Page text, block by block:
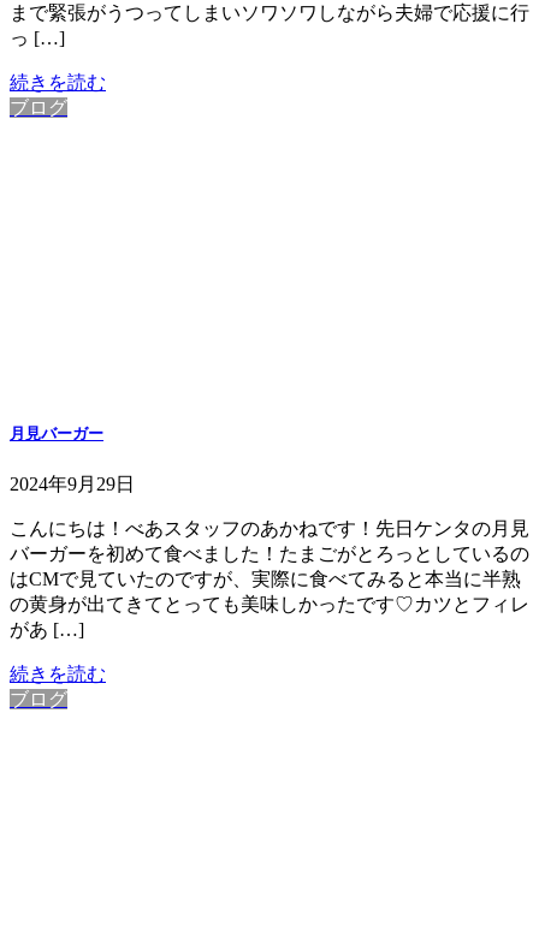
まで緊張がうつってしまいソワソワしながら夫婦で応援に行
っ […]
続きを読む
ブログ
月見バーガー
2024年9月29日
こんにちは！べあスタッフのあかねです！先日ケンタの月見
バーガーを初めて食べました！たまごがとろっとしているの
はCMで見ていたのですが、実際に食べてみると本当に半熟
の黄身が出てきてとっても美味しかったです♡カツとフィレ
があ […]
続きを読む
ブログ